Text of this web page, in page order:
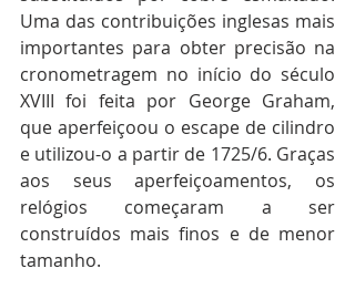
Uma das contribuições inglesas mais
importantes para obter precisão na
cronometragem no início do século
XVIII foi feita por George Graham,
que aperfeiçoou o escape de cilindro
e utilizou-o a partir de 1725/6. Graças
aos seus aperfeiçoamentos, os
relógios começaram a ser
construídos mais finos e de menor
tamanho.